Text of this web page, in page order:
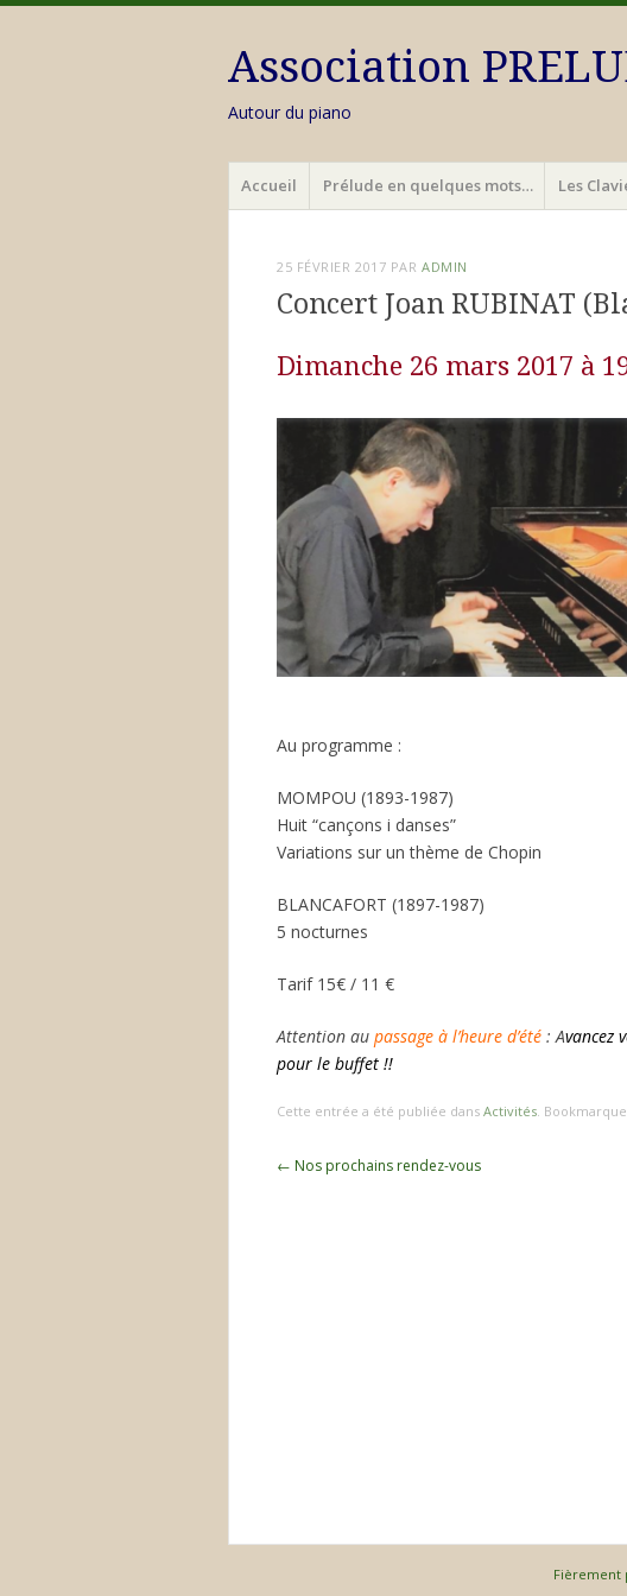
Association
Autour du piano
Menu
Aller
au
Accueil Prélude en quelques mots… Les
25 FÉVRIER 2017 PARADMIN
Concert Joan RUBINAT
Dimanche 26 mars 2017 à
Au programme :
MOMPOU (1893-1987)
Huit “cançons i danses”
Variations sur un thème de Chopin
BLANCAFORT (1897-1987)
5 nocturnes
Tarif 15€ / 11 €
Attention au passage à l’heure d’été : Avancez
pour le buffet !!
Cette entrée a été publiée dans Activités.
Navigation
← Nos prochains rendez-vous
Fièrement